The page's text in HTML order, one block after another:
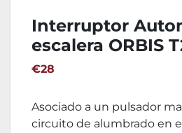
Interruptor
escalera ORBIS
€28
Asociado a un pulsador
circuito de alumbrado en